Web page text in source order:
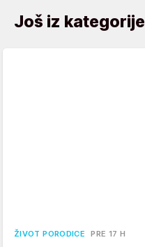
Još iz kategorije
ŽIVOT PORODICE PRE 17 H